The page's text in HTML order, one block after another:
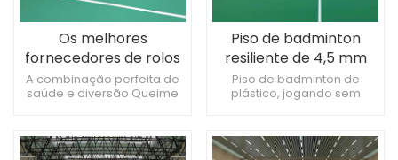
Os melhores
fornecedores de rolos
de piso de badminton:
qualidade e preço
A combinação perfeita de
saúde e diversão Queime
Piso de badminton
resiliente de 4,5 mm
para partidas de alta
qualidade
Piso de badminton de
plástico, jogando sem
ao desgaste, a primeira
escolha para quadras de